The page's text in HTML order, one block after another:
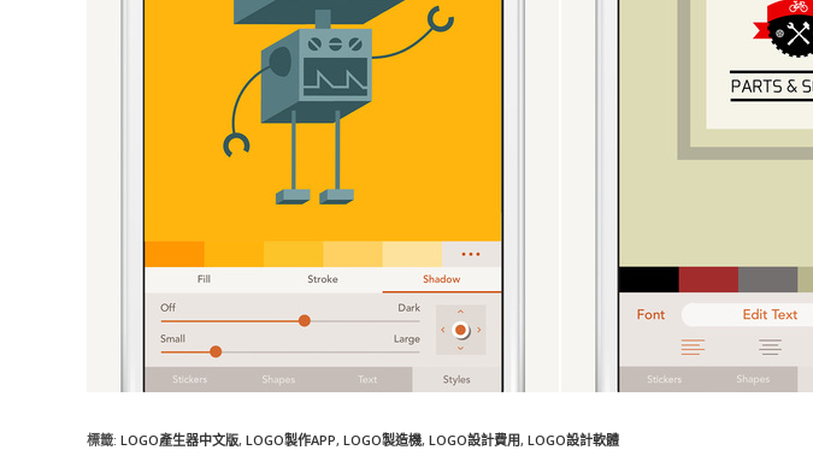
標籤: LOGO產生器中文版, LOGO製作APP, LOGO製造機, LOGO設計費用, LOGO設計軟體